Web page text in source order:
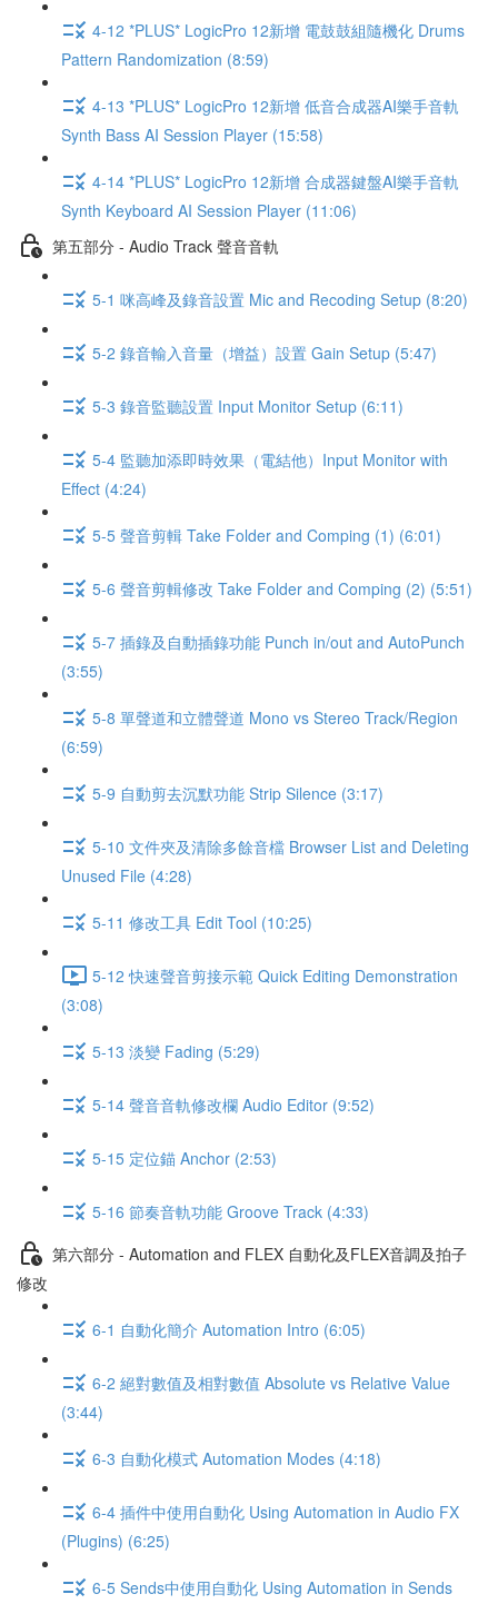
4-12 *PLUS* LogicPro 12新增 電鼓鼓組隨機化 Drums
Pattern Randomization (8:59)
4-13 *PLUS* LogicPro 12新增 低音合成器AI樂手音軌
Synth Bass AI Session Player (15:58)
4-14 *PLUS* LogicPro 12新增 合成器鍵盤AI樂手音軌
Synth Keyboard AI Session Player (11:06)
第五部分 - Audio Track 聲音音軌
5-1 咪高峰及錄音設置 Mic and Recoding Setup (8:20)
5-2 錄音輸入音量（增益）設置 Gain Setup (5:47)
5-3 錄音監聽設置 Input Monitor Setup (6:11)
5-4 監聽加添即時效果（電結他）Input Monitor with
Effect (4:24)
5-5 聲音剪輯 Take Folder and Comping (1) (6:01)
5-6 聲音剪輯修改 Take Folder and Comping (2) (5:51)
5-7 插錄及自動插錄功能 Punch in/out and AutoPunch
(3:55)
5-8 單聲道和立體聲道 Mono vs Stereo Track/Region
(6:59)
5-9 自動剪去沉默功能 Strip Silence (3:17)
5-10 文件夾及清除多餘音檔 Browser List and Deleting
Unused File (4:28)
5-11 修改工具 Edit Tool (10:25)
5-12 快速聲音剪接示範 Quick Editing Demonstration
(3:08)
5-13 淡變 Fading (5:29)
5-14 聲音音軌修改欄 Audio Editor (9:52)
5-15 定位錨 Anchor (2:53)
5-16 節奏音軌功能 Groove Track (4:33)
第六部分 - Automation and FLEX 自動化及FLEX音調及拍子
修改
6-1 自動化簡介 Automation Intro (6:05)
6-2 絕對數值及相對數值 Absolute vs Relative Value
(3:44)
6-3 自動化模式 Automation Modes (4:18)
6-4 插件中使用自動化 Using Automation in Audio FX
(Plugins) (6:25)
6-5 Sends中使用自動化 Using Automation in Sends